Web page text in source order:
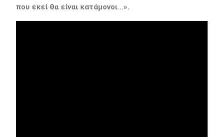
που εκεί θα είναι κατάμονοι…».